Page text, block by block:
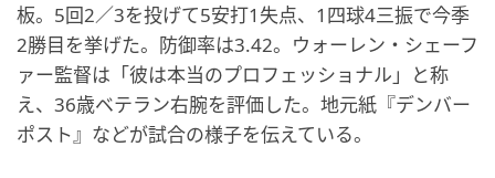
板。5回2／3を投げて5安打1失点、1四球4三振で今季
2勝目を挙げた。防御率は3.42。ウォーレン・シェーフ
ァー監督は「彼は本当のプロフェッショナル」と称
え、36歳ベテラン右腕を評価した。地元紙『デンバー
ポスト』などが試合の様子を伝えている。